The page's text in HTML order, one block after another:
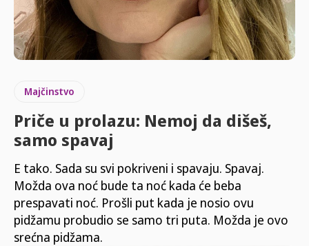
Majčinstvo
Priče u prolazu: Nemoj da dišeš,
samo spavaj
E tako. Sada su svi pokriveni i spavaju. Spavaj.
Možda ova noć bude ta noć kada će beba
prespavati noć. Prošli put kada je nosio ovu
pidžamu probudio se samo tri puta. Možda je ovo
srećna pidžama.